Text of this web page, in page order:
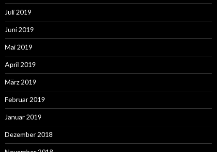
Juli 2019
Juni 2019
Mai 2019
April 2019
März 2019
Februar 2019
Januar 2019
Dezember 2018